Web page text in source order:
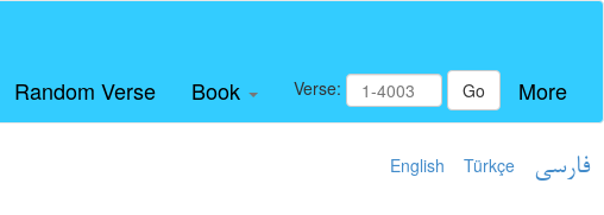
Random Verse Book Verse: Go More
English Türkçe فارسی